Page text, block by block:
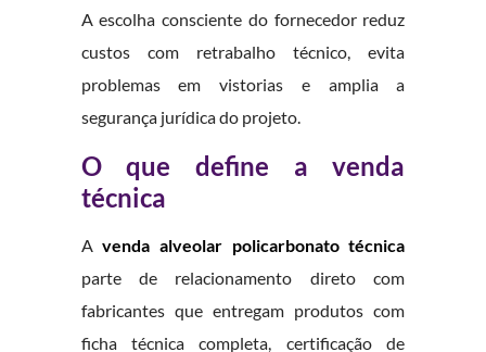
A escolha consciente do fornecedor reduz
custos com retrabalho técnico, evita
problemas em vistorias e amplia a
segurança jurídica do projeto.
O que define a venda
técnica
Avenda alveolar policarbonato técnica
parte de relacionamento direto com
fabricantes que entregam produtos com
ficha técnica completa, certificação de